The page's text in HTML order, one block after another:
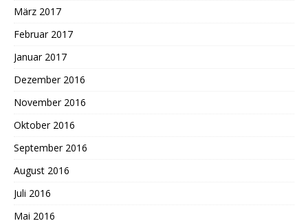
März 2017
Februar 2017
Januar 2017
Dezember 2016
November 2016
Oktober 2016
September 2016
August 2016
Juli 2016
Mai 2016